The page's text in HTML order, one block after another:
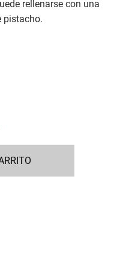
rellenarse con una
pistacho.